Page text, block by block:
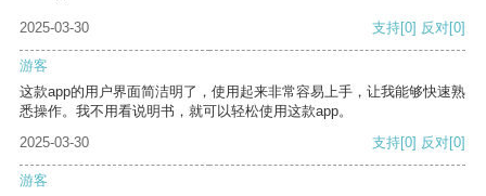
2025-03-30 支持[0] 反对[0]
游客
这款app的用户界面简洁明了，使用起来非常容易上手，让我能够快速熟
悉操作。我不用看说明书，就可以轻松使用这款app。
2025-03-30
支持[0] 反对[0]
游客